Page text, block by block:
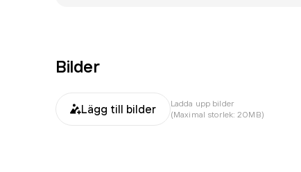
Bilder
Lägg till bilder
Ladda upp bilder
(Maximal storlek: 20MB)